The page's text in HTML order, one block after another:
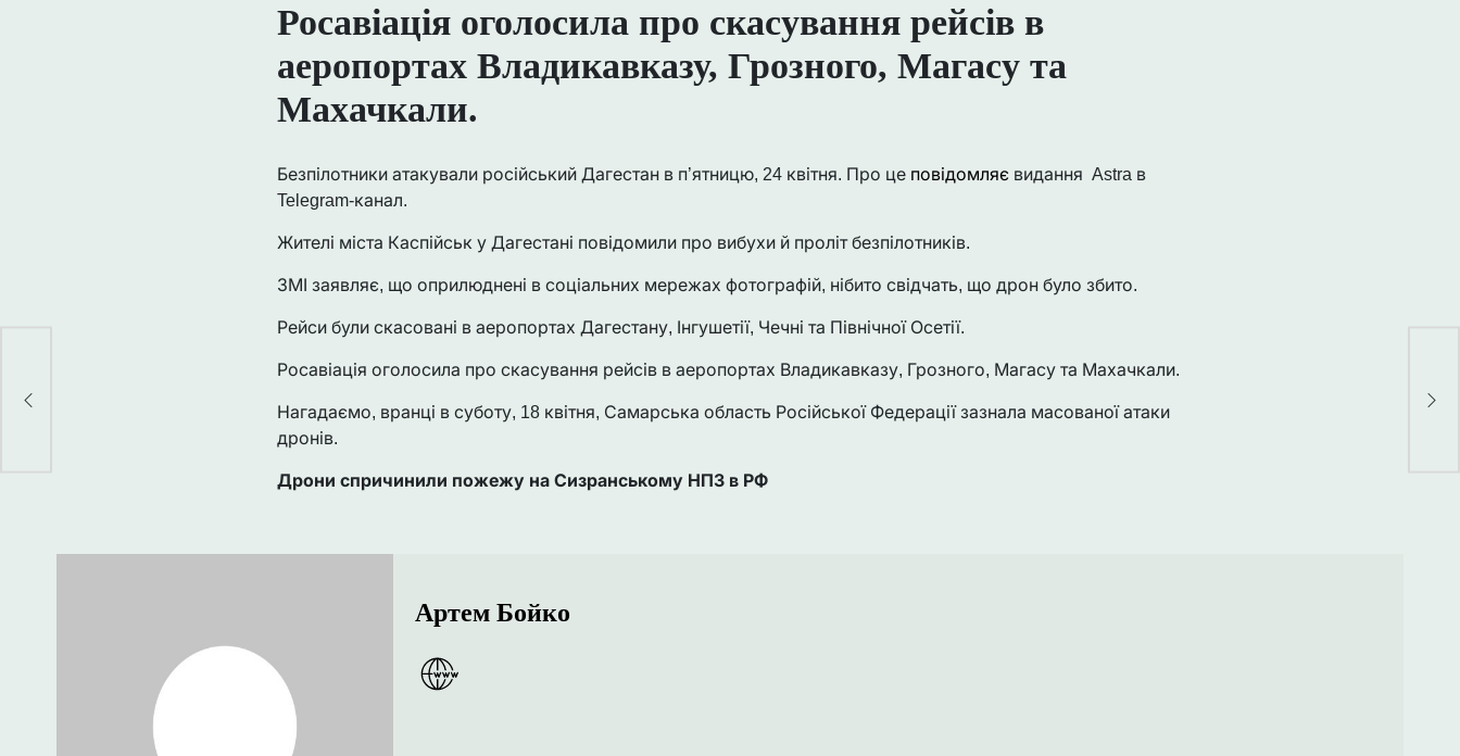
Росавіація оголосила про скасування рейсів в
аеропортах Владикавказу, Грозного, Магасу та
Махачкали.
Безпілотники атакували російський Дагестан в п’ятницю, 24 квітня. Про це повідомляє видання Astra в
Telegram-канал.
Жителі міста Каспійськ у Дагестані повідомили про вибухи й проліт безпілотників.
ЗМІ заявляє, що оприлюднені в соціальних мережах фотографій, нібито свідчать, що дрон було збито.
Рейси були скасовані в аеропортах Дагестану, Інгушетії, Чечні та Північної Осетії.
Росавіація оголосила про скасування рейсів в аеропортах Владикавказу, Грозного, Магасу та Махачкали.
Нагадаємо, вранці в суботу, 18 квітня, Самарська область Російської Федерації зазнала масованої атаки
дронів.
Дрони спричинили пожежу на Сизранському НПЗ в РФ
Артем Бойко